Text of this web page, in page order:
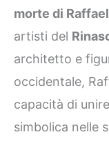
morte di
artisti del
architetto e
occidentale,
capacità di
simbolica nelle